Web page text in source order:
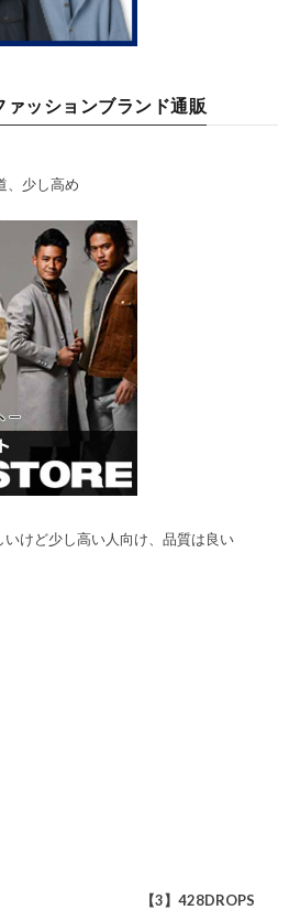
ッションブランド通販
、少し高め
いけど少し高い人向け、品質は良い
【3】428DROPS